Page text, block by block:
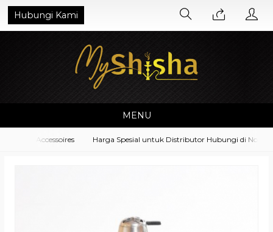
Hubungi Kami
MENU
Accessoires Harga Spesial untuk Distributor Hubungi di No.